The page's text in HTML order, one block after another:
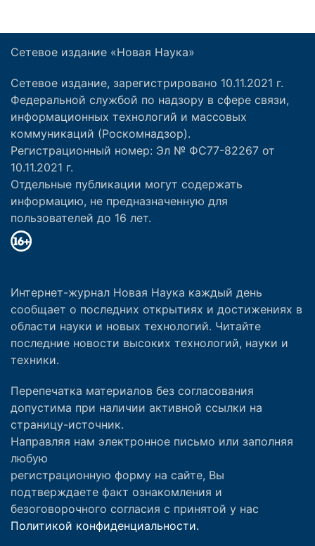
Сетевое издание «Новая Наука»
Сетевое издание, зарегистрировано 10.11.2021 г.
Федеральной службой по надзору в сфере связи,
информационных технологий и массовых
коммуникаций (Роскомнадзор).
Регистрационный номер: Эл № ФС77-82267 от
10.11.2021 г.
Отдельные публикации могут содержать
информацию, не предназначенную для
пользователей до 16 лет.
Интернет-журнал Новая Наука каждый день
сообщает о последних открытиях и достижениях в
области науки и новых технологий. Читайте
последние новости высоких технологий, науки и
техники.
Перепечатка материалов без согласования
допустима при наличии активной ссылки на
страницу-источник.
Направляя нам электронное письмо или заполняя
любую
регистрационную форму на сайте, Вы
подтверждаете факт ознакомления и
безоговорочного согласия с принятой у нас
Политикой конфиденциальности.